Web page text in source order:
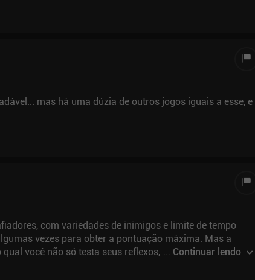
mas há uma dúzia de outros jogos iguais a esse, e
com variedades de inimigos e limite de tempo
vezes para obter a pontuação máxima. Mas a
você não só testa seus reflexos, mas também o
... Continuar lendo